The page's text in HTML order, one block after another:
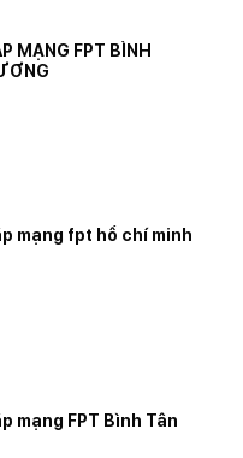
MẠNG FPT BÌNH
mạng fpt hồ chí minh
mạng FPT Bình Tân